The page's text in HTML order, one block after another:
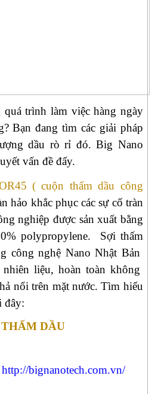
trình làm việc hàng ngày
Bạn đang tìm các giải pháp
dầu rò rỉ đó. Big Nano
vấn đề đấy.
( cuộn thấm dầu công
hảo khắc phục các sự cố tràn
nghiệp được sản xuất bằng
polypropylene.
Sợi thấm
công nghệ Nano Nhật Bản
liệu, hoàn toàn không
nổi trên mặt nước. Tìm hiểu
đây:
THẤM DẦU
http://bignanotech.com.vn/